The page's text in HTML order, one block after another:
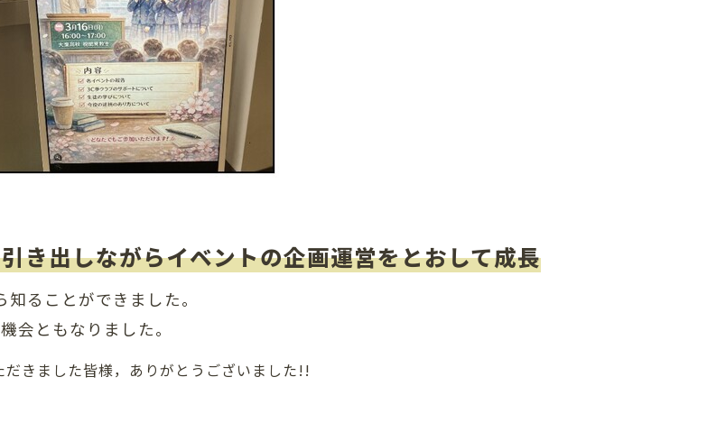
き出しながらイベントの企画運営をとおして成長
ることができました。
会ともなりました。
きました皆様，ありがとうございました!!